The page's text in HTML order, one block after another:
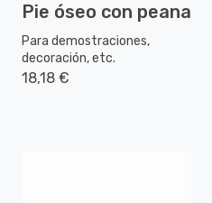
Pie óseo con peana
Para demostraciones,
decoración, etc.
18,18 €